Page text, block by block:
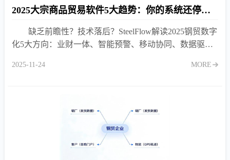
2025大宗商品贸易软件5大趋势：你的系统还停留在2020吗？
缺乏前瞻性？技术落后？SteelFlow解读2025钢贸数字
化5大方向：业财一体、智能预警、移动协同、数据驱
2025-11-24 MORE